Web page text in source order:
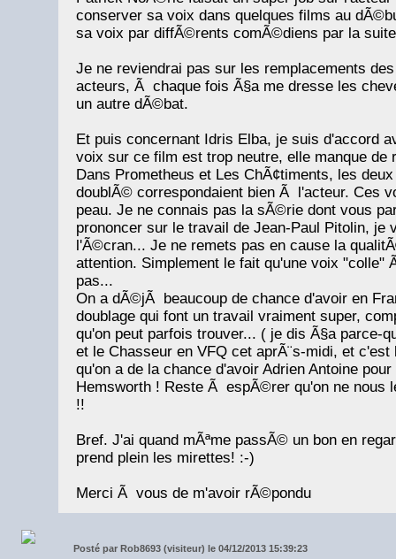
conserver sa voix dans quelques films au
sa voix par diffÃ©rents comÃ©diens par la
Je ne reviendrai pas sur les remplacements
acteurs, Ã chaque fois Ã§a me dresse les
un autre dÃ©bat.
Et puis concernant Idris Elba, je suis d'accord
voix sur ce film est trop neutre, elle manque de
Dans Prometheus et Les ChÃ¢timents, les
doublÃ© correspondaient bien Ã l'acteur. Ces
peau. Je ne connais pas la sÃ©rie dont vous
prononcer sur le travail de Jean-Paul Pitolin,
l'Ã©cran... Je ne remets pas en cause la
attention. Simplement le fait qu'une voix "colle"
pas...
On a dÃ©jÃ beaucoup de chance d'avoir en
doublage qui font un travail vraiment super,
qu'on peut parfois trouver... ( je dis Ã§a parce-
et le Chasseur en VFQ cet aprÃ¨s-midi, et
qu'on a de la chance d'avoir Adrien Antoine
Hemsworth ! Reste Ã espÃ©rer qu'on ne nous
!!
Bref. J'ai quand mÃªme passÃ© un bon en
prend plein les mirettes! :-)
Merci Ã vous de m'avoir rÃ©pondu
Posté par Rob8693 (visiteur) le 04/12/2013 15:39:23